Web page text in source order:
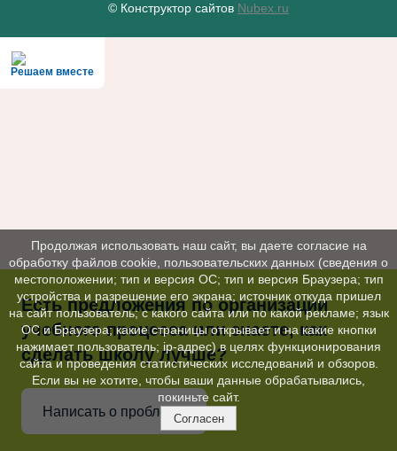
© Конструктор сайтов Nubex.ru
Решаем вместе
Есть предложения по организации
учебного процесса или знаете, как
сделать школу лучше?
Написать о проблеме
Продолжая использовать наш сайт, вы даете согласие на
обработку файлов cookie, пользовательских данных (сведения о
местоположении; тип и версия ОС; тип и версия Браузера; тип
устройства и разрешение его экрана; источник откуда пришел
на сайт пользователь; с какого сайта или по какой рекламе; язык
ОС и Браузера; какие страницы открывает и на какие кнопки
нажимает пользователь; ip-адрес) в целях функционирования
сайта и проведения статистических исследований и обзоров.
Если вы не хотите, чтобы ваши данные обрабатывались,
покиньте сайт.
Согласен